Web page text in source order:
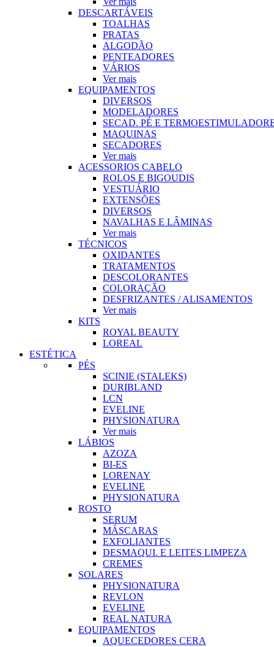
DESCARTÁVEIS
TOALHAS
PRATAS
ALGODÃO
PENTEADORES
VÁRIOS
Ver mais
EQUIPAMENTOS
DIVERSOS
MODELADORES
SECAD. PÉ E
MAQUINAS
SECADORES
Ver mais
ACESSORIOS CABELO
ROLOS E BIGOUDIS
VESTUÁRIO
EXTENSÕES
DIVERSOS
NAVALHAS E LÂMINAS
Ver mais
TÉCNICOS
OXIDANTES
TRATAMENTOS
DESCOLORANTES
COLORAÇÃO
DESFRIZANTES / ALISAMENTOS
Ver mais
KITS
ROYAL BEAUTY
LOREAL
ESTÉTICA
PÉS
SCINIE (STALEKS)
DURIBLAND
LCN
EVELINE
PHYSIONATURA
Ver mais
LÁBIOS
AZOZA
BI-ES
LORENAY
EVELINE
PHYSIONATURA
ROSTO
SERUM
MÁSCARAS
EXFOLIANTES
DESMAQUI. E LEITES LIMPEZA
CREMES
SOLARES
PHYSIONATURA
REVLON
EVELINE
REAL NATURA
EQUIPAMENTOS
AQUECEDORES CERA